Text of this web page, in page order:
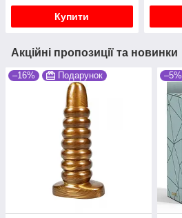
Купити
Акційні пропозиції та новинки
–16% Подарунок –5%